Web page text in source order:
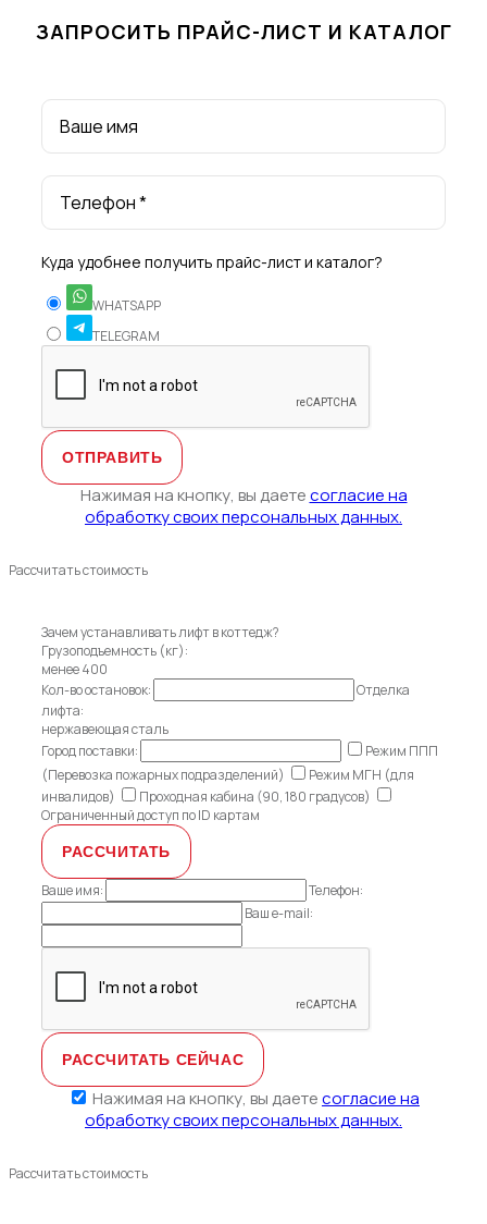
ЗАПРОСИТЬ ПРАЙС-ЛИСТ И КАТАЛОГ
Ваше имя
Телефон *
Куда удобнее получить прайс-лист и каталог?
WHATSAPP
TELEGRAM
Нажимая на кнопку, вы даетесогласие на
обработку своих персональных данных.
Рассчитать стоимость
Зачем устанавливать лифт в коттедж?
Грузоподъемность (кг):
менее 400
Кол-во остановок:
Отделка
лифта:
нержавеющая сталь
Город поставки:
Режим ППП
(Перевозка пожарных подразделений)
Режим МГН (для
инвалидов)
Проходная кабина (90, 180 градусов)
Ограниченный доступ по ID картам
Ваше имя:
Телефон:
Ваш e-mail:
Нажимая на кнопку, вы даетесогласие на
обработку своих персональных данных.
Рассчитать стоимость